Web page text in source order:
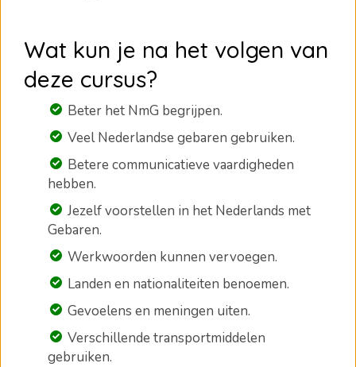
Wat kun je na het volgen van
deze cursus?
Beter het NmG begrijpen.
Veel Nederlandse gebaren gebruiken.
Betere communicatieve vaardigheden
hebben.
Jezelf voorstellen in het Nederlands met
Gebaren.
Werkwoorden kunnen vervoegen.
Landen en nationaliteiten benoemen.
Gevoelens en meningen uiten.
Verschillende transportmiddelen
gebruiken.